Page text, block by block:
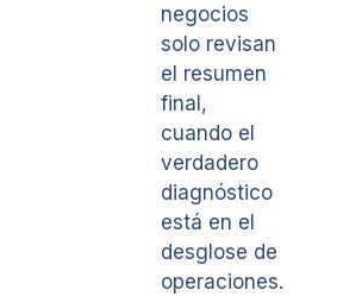
negocios
solo revisan
el resumen
final,
cuando el
verdadero
diagnóstico
está en el
desglose de
operaciones.